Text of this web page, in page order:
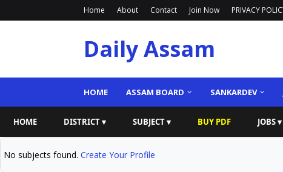
Home About Contact Join Now PRIVACY
Daily Assam
HOME ASSAM BOARD SANKARDEV
HOME DISTRICT ▾ SUBJECT ▾ BUY PDF JOBS ▾
No subjects found. Create Your Profile